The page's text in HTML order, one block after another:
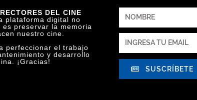
DEL CINE
plataforma digital no
preservar la memoria
nuestro cine.
perfeccionar el trabajo
y desarrollo
¡Gracias!
SUSCRÍBETE